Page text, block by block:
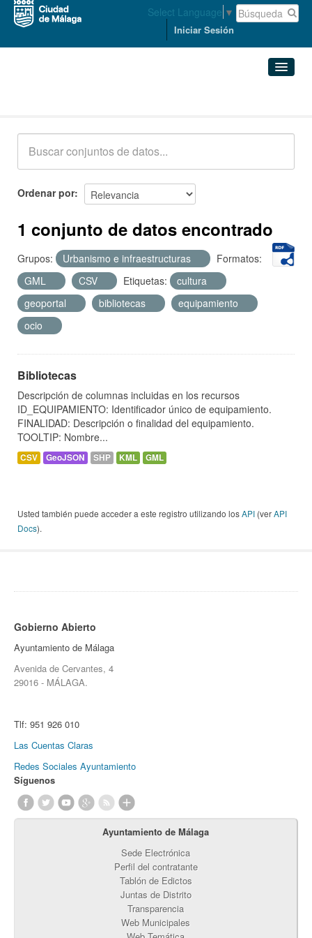
Select Language ▼
Iniciar Sesión
Acerca de
Ordenar por
1 conjunto de datos encontrado
Grupos: Urbanismo e infraestructuras
Formatos:
GML
CSV Etiquetas:
cultura
geoportal
bibliotecas
equipamiento
ocio
Bibliotecas
Descripción de columnas incluidas en los recursos
ID_EQUIPAMIENTO: Identificador único de equipamiento.
FINALIDAD: Descripción o finalidad del equipamiento.
TOOLTIP: Nombre...
CSV GeoJSON SHP KML GML
Usted también puede acceder a este registro utilizando losAPI (verAPI
Docs).
Gobierno Abierto
Ayuntamiento de Málaga
Avenida de Cervantes, 4
29016 - MÁLAGA.
Tlf: 951 926 010
Las Cuentas Claras
Redes Sociales Ayuntamiento
Síguenos
Ayuntamiento de Málaga
Sede Electrónica
Perfil del contratante
Tablón de Edictos
Juntas de Distrito
Transparencia
Web Municipales